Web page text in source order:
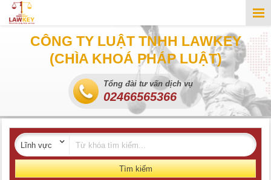
CÔNG TY LUẬT TNHH LAWKEY
(CHÌA KHOÁ PHÁP LUẬT)
Tổng đài tư vấn dịch vụ
02466565366
Tìm kiếm